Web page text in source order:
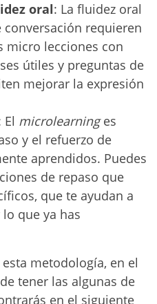
oral: La fluidez oral
requieren
micro lecciones con
útiles y preguntas de
mejorar la expresión
El microlearninges
y el refuerzo de
aprendidos. Puedes
de repaso que
que te ayudan a
que ya has
metodología, en el
tener las algunas de
en el siguiente